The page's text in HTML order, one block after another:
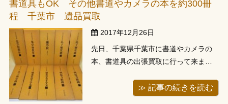
取りになりました。ライトノベルは古
いものや...
書道具もOK その他書道やカメラの本を約300冊
程 千葉市 遺品買取
2017年12月26日
先日、千葉県千葉市に書道やカメラの
本、書道具の出張買取に行って来まし
してお伺いさせて頂きました。お伺い
≫ 記事の続きを読む